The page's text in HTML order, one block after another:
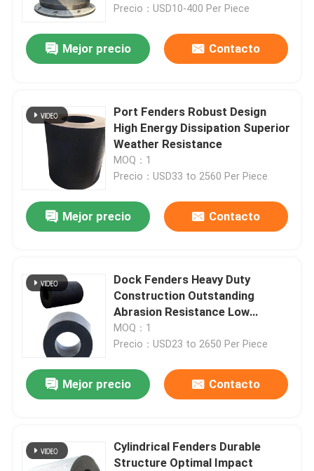
En casa
Precio：USD10-400 Per Piece
Mejor precio Contacto
Port Fenders Robust Design
High Energy Dissipation Superior
Weather Resistance
MOQ：1
Precio：USD33 to 2560 Per Piece
Mejor precio Contacto
Dock Fenders Heavy Duty
Construction Outstanding
Abrasion Resistance Low
Reaction Force
MOQ：1
Precio：USD23 to 2650 Per Piece
Mejor precio Contacto
Cylindrical Fenders Durable
Structure Optimal Impact